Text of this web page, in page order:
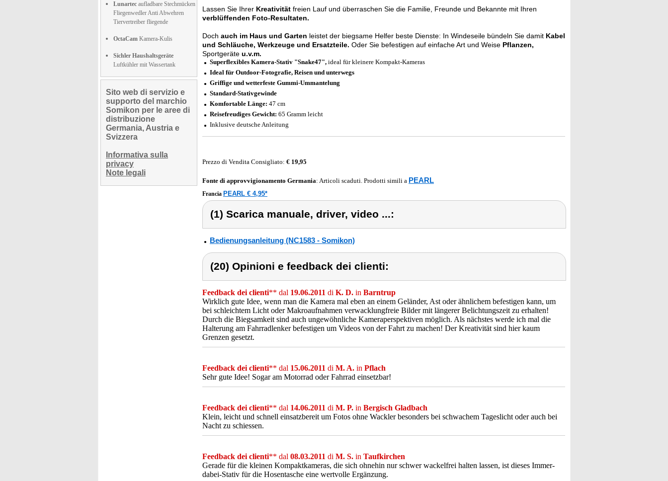
Lunartec aufladbare Stechmücken
Fliegenwedler Anti Abwehren
Tiervertreiber fliegende
OctaCam Kamera-Kulis
Sichler Haushaltsgeräte
Luftkühler mit Wassertank
Sito web di servizio e
supporto del marchio
Somikon per le aree di
distribuzione
Germania, Austria e
Svizzera
Informativa sulla
privacy
Note legali
Lassen Sie Ihrer Kreativität freien Lauf und überraschen Sie die Familie, Freunde und Bekannte mit Ihren
verblüffenden Foto-Resultaten.
Doch auch im Haus und Garten leistet der biegsame Helfer beste Dienste: In Windeseile bündeln Sie damit Kabel
und Schläuche, Werkzeuge und Ersatzteile. Oder Sie befestigen auf einfache Art und Weise Pflanzen,
Sportgeräte u.v.m.
Superflexibles Kamera-Stativ "Snake47", ideal für kleinere Kompakt-Kameras
Ideal für Outdoor-Fotografie, Reisen und unterwegs
Griffige und wetterfeste Gummi-Ummantelung
Standard-Stativgewinde
Komfortable Länge: 47 cm
Reisefreudiges Gewicht: 65 Gramm leicht
Inklusive deutsche Anleitung
Prezzo di Vendita Consigliato: € 19,95
Fonte di approvvigionamento Germania: Articoli scaduti. Prodotti simili a PEARL
Francia PEARL € 4,95*
(1) Scarica manuale, driver, video ...:
Bedienungsanleitung (NC1583 - Somikon)
(20) Opinioni e feedback dei clienti:
Feedback dei clienti** dal 19.06.2011 di K. D. in Barntrup
Wirklich gute Idee, wenn man die Kamera mal eben an einem Geländer, Ast oder ähnlichem befestigen kann, um
bei schleichtem Licht oder Makroaufnahmen verwacklungfreie Bilder mit längerer Belichtungszeit zu erhalten!
Durch die Biegsamkeit sind auch ungewöhnliche Kameraperspektiven möglich. Als nächstes werde ich mal die
Halterung am Fahrradlenker befestigen um Videos von der Fahrt zu machen! Der Kreativität sind hier kaum
Grenzen gesetzt.
Feedback dei clienti** dal 15.06.2011 di M. A. in Pflach
Sehr gute Idee! Sogar am Motorrad oder Fahrrad einsetzbar!
Feedback dei clienti** dal 14.06.2011 di M. P. in Bergisch Gladbach
Klein, leicht und schnell einsatzbereit um Fotos ohne Wackler besonders bei schwachem Tageslicht oder auch bei
Nacht zu schiessen.
Feedback dei clienti** dal 08.03.2011 di M. S. in Taufkirchen
Gerade für die kleinen Kompaktkameras, die sich ohnehin nur schwer wackelfrei halten lassen, ist dieses Immer-
dabei-Stativ für die Hosentasche eine wertvolle Ergänzung.